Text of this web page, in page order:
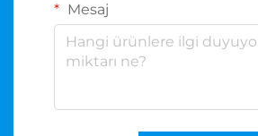
Mesaj